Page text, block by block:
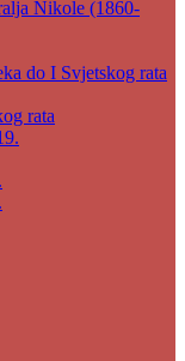
Nikole (1860-
do I Svjetskog rata
rata